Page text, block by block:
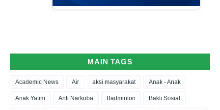
MAIN TAGS
Academic News Air aksi masyarakat Anak - Anak
Anak Yatim Anti Narkoba Badminton Bakti Sosial